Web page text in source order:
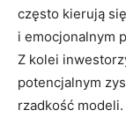
często kierują
i emocjonalnym
Z kolei
potencjalnym
rzadkość modeli.